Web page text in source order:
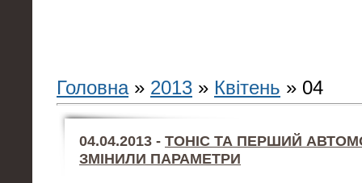
Головна» 2013 » Квітень » 04
04.04.2013 - ТОНІС ТА ПЕРШИЙ
ЗМІНИЛИ ПАРАМЕТРИ